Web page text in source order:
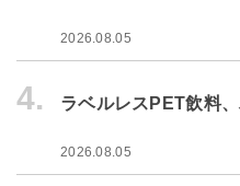
2026.08.05
4. ラベルレスPET飲料
2026.08.05